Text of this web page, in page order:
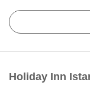
Holiday Inn